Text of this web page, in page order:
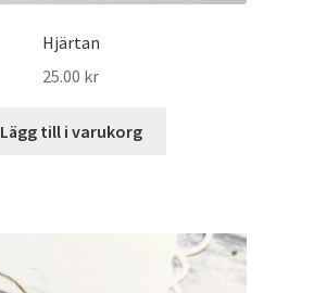
Hjärtan
25.00 kr
Lägg till i varukorg